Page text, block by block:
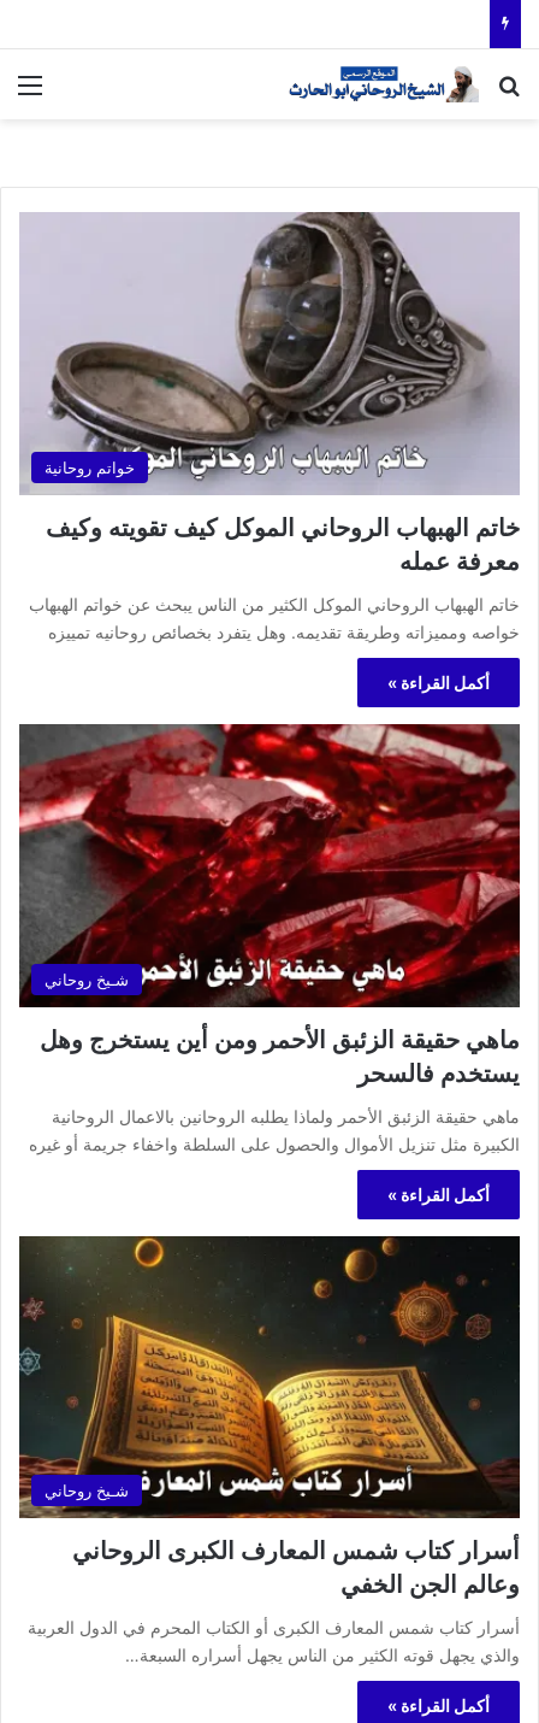
بحث عن
خواتم روحانية
خاتم الهبهاب الروحاني الموكل كيف تقويته وكيف
معرفة عمله
خاتم الهبهاب الروحاني الموكل الكثير من الناس يبحث عن خواتم الهبهاب
خواصه ومميزاته وطريقة تقديمه. وهل يتفرد بخصائص روحانيه تمييزه
أكمل القراءة »
شـيخ روحاني
ماهي حقيقة الزئبق الأحمر ومن أين يستخرج وهل
يستخدم فالسحر
ماهي حقيقة الزئبق الأحمر ولماذا يطلبه الروحانين بالاعمال الروحانية
الكبيرة مثل تنزيل الأموال والحصول على السلطة واخفاء جريمة أو غيره
أكمل القراءة »
شـيخ روحاني
أسرار كتاب شمس المعارف الكبرى الروحاني
وعالم الجن الخفي
أسرار كتاب شمس المعارف الكبرى أو الكتاب المحرم في الدول العربية
والذي يجهل قوته الكثير من الناس يجهل أسراره السبعة…
أكمل القراءة »